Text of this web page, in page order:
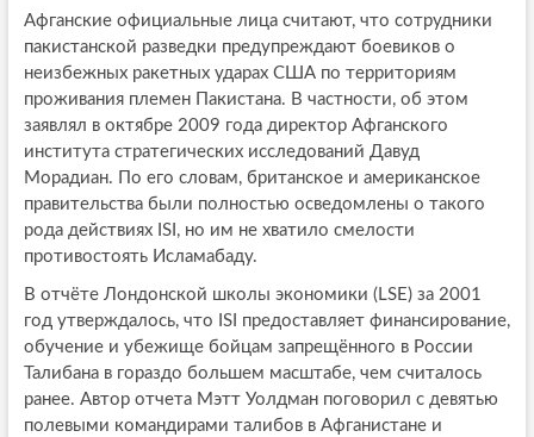
Афганские официальные лица считают, что сотрудники
пакистанской разведки предупреждают боевиков о
неизбежных ракетных ударах США по территориям
проживания племен Пакистана. В частности, об этом
заявлял в октябре 2009 года директор Афганского
института стратегических исследований Давуд
Морадиан. По его словам, британское и американское
правительства были полностью осведомлены о такого
рода действиях ISI, но им не хватило смелости
противостоять Исламабаду.
В отчёте Лондонской школы экономики (LSE) за 2001
год утверждалось, что ISI предоставляет финансирование,
обучение и убежище бойцам запрещённого в России
Талибана в гораздо большем масштабе, чем считалось
ранее. Автор отчета Мэтт Уолдман поговорил с девятью
полевыми командирами талибов в Афганистане и